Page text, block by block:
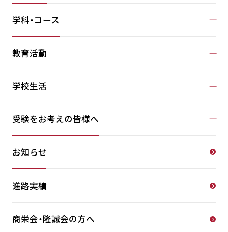
学科・コース
教育活動
学校生活
受験をお考えの皆様へ
お知らせ
進路実績
商栄会・隆誠会の方へ